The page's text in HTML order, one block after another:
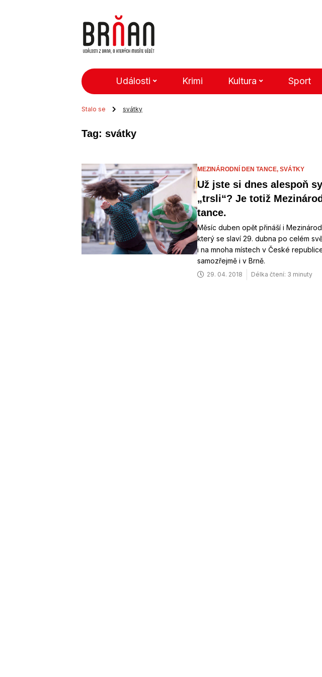
Události Krimi Kultura Sport
Stalo se svátky
Tag: svátky
MEZINÁRODNÍ DEN TANCE, SVÁTKY
Už jste si dnes alespoň
„trsli“? Je totiž
tance.
Měsíc duben opět přináší i
který se slaví 29. dubna po celém
i na mnoha místech v České
samozřejmě i v Brně.
29. 04. 2018 Délka čtení: 3 minuty